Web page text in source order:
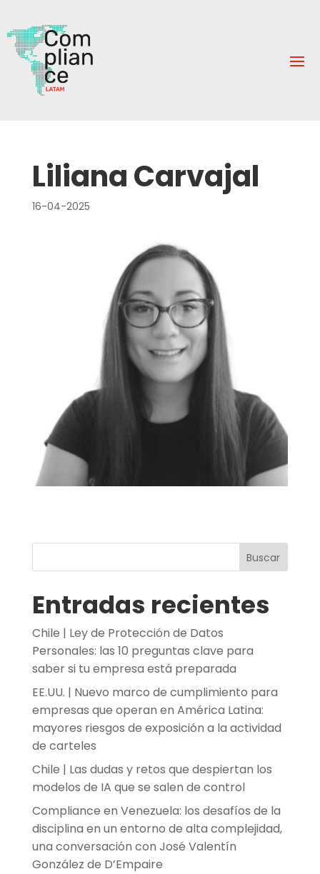
Liliana Carvajal
16-04-2025
Buscar
Entradas recientes
Chile | Ley de Protección de Datos
Personales: las 10 preguntas clave para
saber si tu empresa está preparada
EE.UU. | Nuevo marco de cumplimiento para
empresas que operan en América Latina:
mayores riesgos de exposición a la actividad
de carteles
Chile | Las dudas y retos que despiertan los
modelos de IA que se salen de control
Compliance en Venezuela: los desafíos de la
disciplina en un entorno de alta complejidad,
una conversación con José Valentín
González de D’Empaire